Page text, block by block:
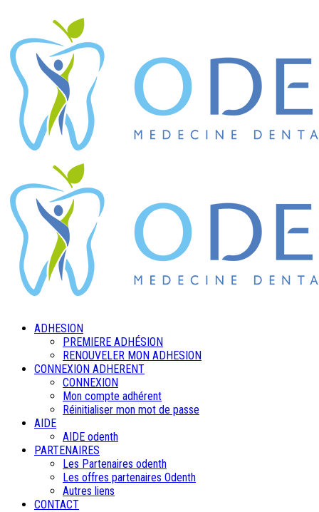
ADHESION
PREMIERE ADHÉSION
RENOUVELER MON ADHESION
CONNEXION ADHERENT
CONNEXION
Mon compte adhérent
Réinitialiser mon mot de passe
AIDE
AIDE odenth
PARTENAIRES
Les Partenaires odenth
Les offres partenaires Odenth
Autres liens
CONTACT